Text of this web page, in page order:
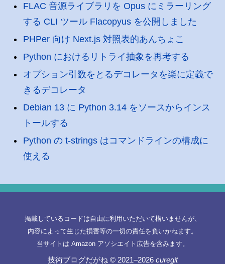
FLAC 音源ライブラリを Opus にミラーリング
する CLI ツール Flacopyus を公開しました
PHPer 向け Next.js 対照表的あんちょこ
Python におけるリトライ抽象を再考する
オプション引数をとるデコレータを楽に定義で
きるデコレータ
Debian 13 に Python 3.14 をソースからインス
トールする
Python の t-strings はコマンドラインの構成に
使える
掲載しているコードは自由に利用いただいて構いませんが、
内容によって生じた損害等の一切の責任を負いかねます。
当サイトは Amazon アソシエイト広告を含みます。
技術ブログだがね © 2021–2026 curegit